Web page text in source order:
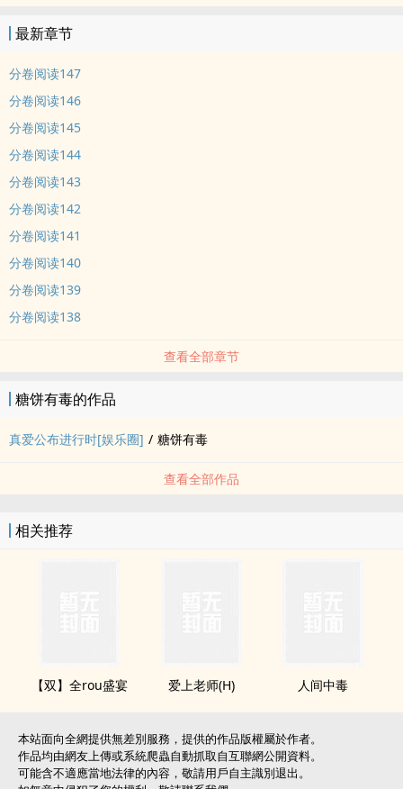
世界承认相爱的准备。
谁知道不知道哪个狗仔还是对家作恶，先一步爆出，除了真的是一
突然间，好不容易安稳几年的两大影帝突然间就像背叛了全世界，再
公布真的相爱都像是个笑话。
可是他俩无所谓，都这个年纪了，日子都是自己过的，可是他俩想的
明白，其他人想不明白。
终究也不知道是谁发了疯。
重生这年，宋昭焱25，赵沄泩21，正是两个人的一生开始纠缠的那一
年。
宋昭焱和赵沄泩还没见面，先做了一个同样的决定，这一次，他们绝
对不再辜负那么多年！
顺便把两个人无名指上一模一样的戒指展示的一清二楚。
个。
宋昭焱看着上辈子见了他们像猎狗一样追着不放的记者，忍了半天没
记者们脸上统一露出一个笑容：“我们都懂得。”
双方粉丝一片欢呼，正主就是甜甜甜。
结果最后评论前十条统一问：“火火啊，你跟水神合作限制级新电影
了？”
最新章节
分卷阅读147
分卷阅读146
分卷阅读145
分卷阅读144
分卷阅读143
分卷阅读142
分卷阅读141
分卷阅读140
分卷阅读139
分卷阅读138
查看全部章节
糖饼有毒的作品
真爱公布进行时[娱乐圈] / 糖饼有毒
查看全部作品
相关推荐
【双】全rou盛宴 爱上老师(H) 人间中毒
本站面向全網提供無差別服務，提供的作品版權屬於作者。
作品均由網友上傳或系統爬蟲自動抓取自互聯網公開資料。
可能含不適應當地法律的內容，敬請用戶自主識別退出。